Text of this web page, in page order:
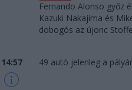
Fernando Alonso győz
Kazuki Nakajima és
dobogós az újonc
14:57 49 autó jelenleg a